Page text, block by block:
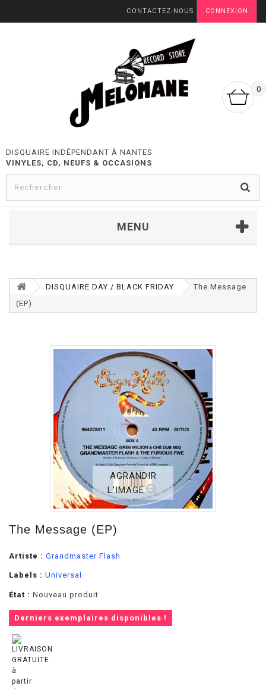
CONNEXION
CONTACTEZ-NOUS
0
DISQUAIRE INDÉPENDANT À NANTES
VINYLES, CD, NEUFS & OCCASIONS
MENU
DISQUAIRE DAY / BLACK FRIDAY
The Message
(EP)
AGRANDIR
L'IMAGE
The Message (EP)
Artiste : Grandmaster Flash
Labels : Universal
État : Nouveau produit
Derniers exemplaires disponibles !